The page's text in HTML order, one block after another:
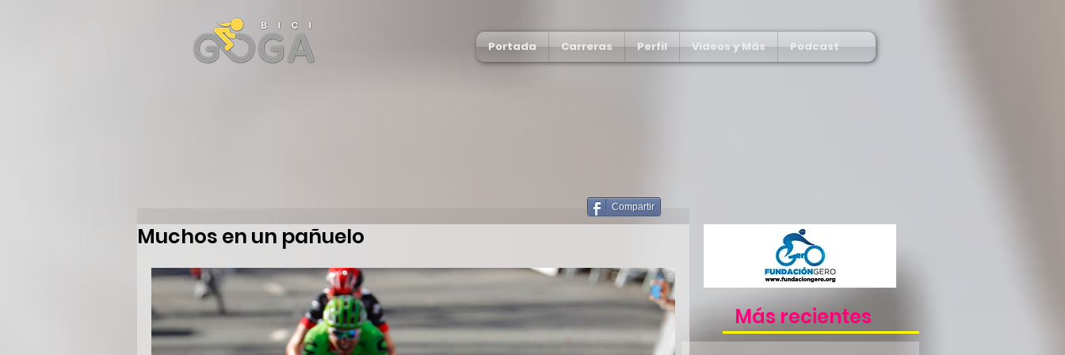
Portada Carreras Perfil Videos y Más Podcast
Más recientes
Compartir
Muchos en un pañuelo